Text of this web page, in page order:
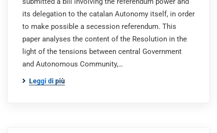
its delegation to the catalan Autonomy itself, in order
to make possible a secession referendum. This
paper analyses the content of the Resolution in the
light of the tensions between central Government
and Autonomous Community,…
Leggi di più